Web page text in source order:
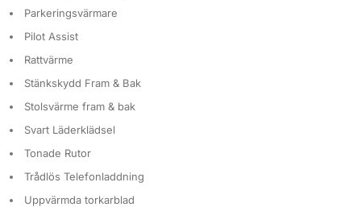
Parkeringsvärmare
Pilot Assist
Rattvärme
Stänkskydd Fram & Bak
Stolsvärme fram & bak
Svart Läderklädsel
Tonade Rutor
Trådlös Telefonladdning
Uppvärmda torkarblad